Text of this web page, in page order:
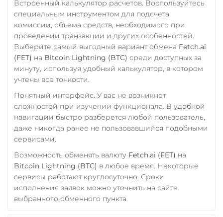
Встроенный калькулятор расчетов. Воспользуйтесь
специальным инструментом для подсчета
комиссии, объема средств, необходимого при
проведении транзакции и других особенностей.
Выберите самый выгодный вариант обмена Fetch.ai
(FET) на Bitcoin Lightning (BTC) среди доступных за
минуту, используя удобный калькулятор, в котором
учтены все тонкости.
Понятный интерфейс. У вас не возникнет
сложностей при изучении функционала. В удобной
навигации быстро разберется любой пользователь,
даже никогда ранее не пользовавшийся подобными
сервисами.
Возможность обменять валюту Fetch.ai (FET) на
Bitcoin Lightning (BTC) в любое время. Некоторые
сервисы работают круглосуточно. Сроки
исполнения заявок можно уточнить на сайте
выбранного обменного пункта.